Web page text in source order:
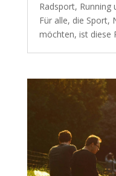
Radsport, Running
Für alle, die Sport,
möchten, ist diese